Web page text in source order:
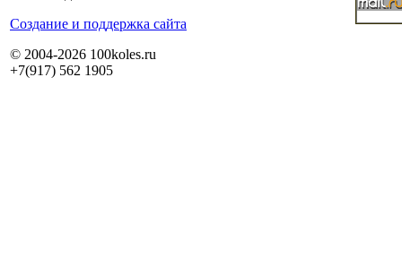
Cоздание и поддержка сайта
© 2004-2026 100koles.ru
+7(917) 562 1905